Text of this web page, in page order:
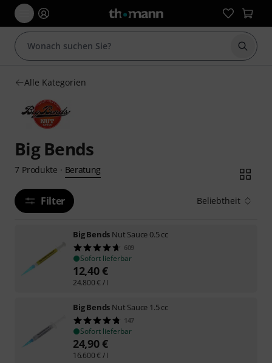
Suche
Alle Kategorien
Big Bends
7 Produkte · Beratung
Filter Beliebtheit
Big Bends Nut Sauce 0.5 cc
609
Sofort lieferbar
12,40€
24.800€ / l
Big Bends Nut Sauce 1.5 cc
147
Sofort lieferbar
24,90€
16.600€ / l